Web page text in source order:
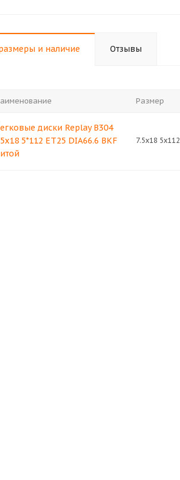
и наличие Отзывы
Размер
диски Replay B304
5*112 ET25 DIA66.6 BKF
7.5x18 5x112